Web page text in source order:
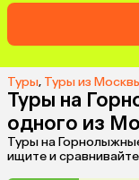
Туры, Туры из
Туры на
одного из
Туры на
ищите и